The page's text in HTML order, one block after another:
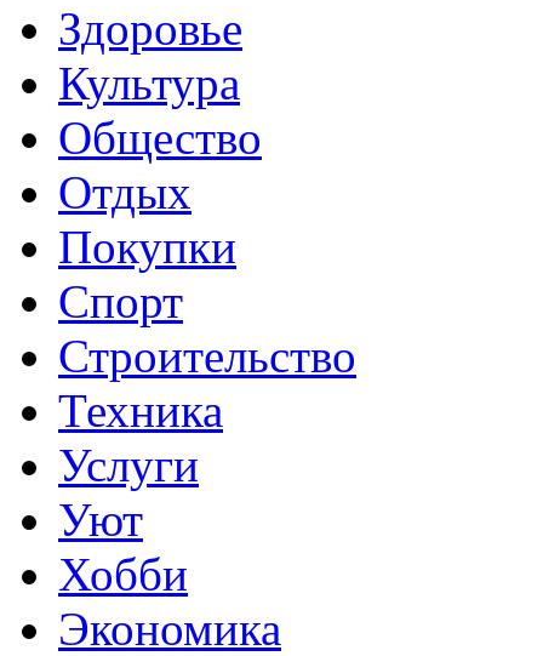
Здоровье
Культура
Общество
Отдых
Покупки
Спорт
Строительство
Техника
Услуги
Уют
Хобби
Экономика